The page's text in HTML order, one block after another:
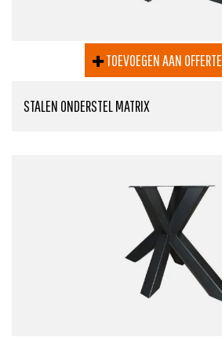
TOEVOEGEN AAN OFFERTE
STALEN ONDERSTEL MATRIX